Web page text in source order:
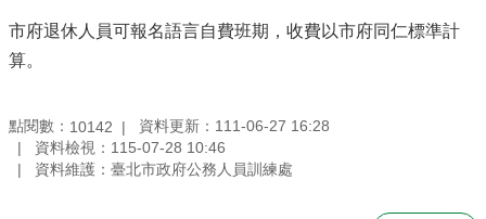
市府退休人員可報名語言自費班期，收費以市府同仁標準計
算。
點閱數： 10142
資料更新：111-06-27 16:28
資料檢視：115-07-28 10:46
資料維護：臺北市政府公務人員訓練處